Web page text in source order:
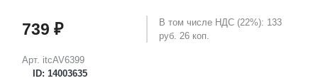
Арт. itcAV6399
ID: 14003635
739 ₽
В том числе НДС (22%): 133
руб. 26 коп.